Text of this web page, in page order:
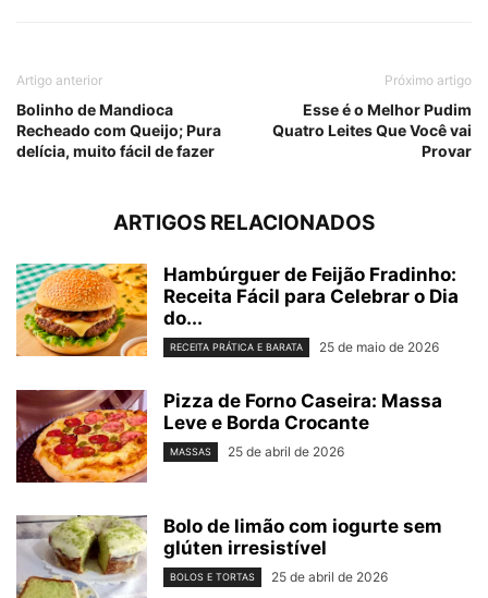
Artigo anterior
Bolinho de Mandioca
Recheado com Queijo; Pura
delícia, muito fácil de fazer
Próximo artigo
Esse é o Melhor Pudim
Quatro Leites Que Você vai
Provar
ARTIGOS RELACIONADOS
Hambúrguer de Feijão Fradinho:
Receita Fácil para Celebrar o Dia
do...
RECEITA PRÁTICA E BARATA 25 de maio de 2026
Pizza de Forno Caseira: Massa
Leve e Borda Crocante
MASSAS 25 de abril de 2026
Bolo de limão com iogurte sem
glúten irresistível
BOLOS E TORTAS 25 de abril de 2026